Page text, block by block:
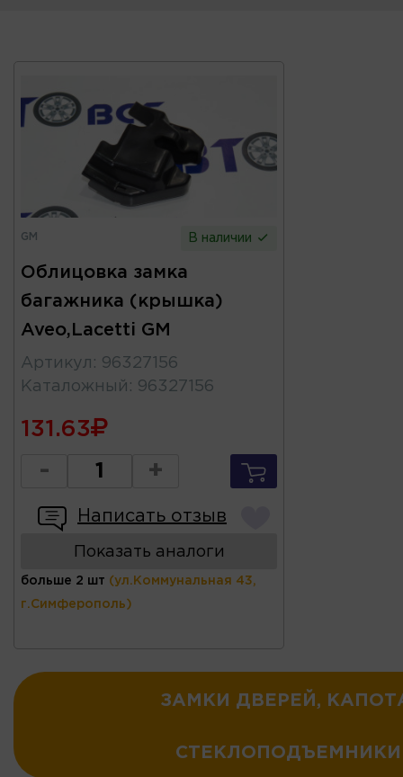
GM В наличии
Облицовка замка
багажника (крышка)
Aveo,Lacetti GM
Артикул : 96327156
Каталожный : 96327156
131.63
- +
Написать отзыв
Показать аналоги
больше 2 шт (ул.Коммунальная 43,
г.Симферополь)
ЗАМКИ ДВЕРЕЙ,
СТЕКЛОПОДЪЕМНИКИ